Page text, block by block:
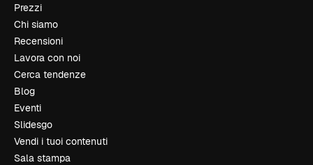
Prezzi
Chi siamo
Recensioni
Lavora con noi
Cerca tendenze
Blog
Eventi
Slidesgo
Vendi i tuoi contenuti
Sala stampa